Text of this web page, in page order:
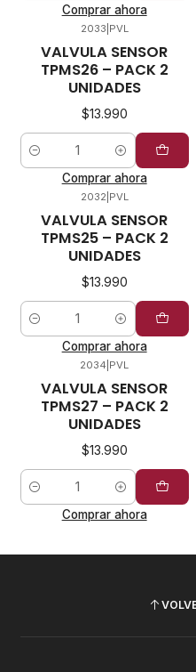
Comprar ahora
2033 PVL
VALVULA SENSOR
TPMS26 – PACK 2
UNIDADES
$13.990
Cantidad
Comprar ahora
2032 PVL
VALVULA SENSOR
TPMS25 – PACK 2
UNIDADES
$13.990
Cantidad
Comprar ahora
2034 PVL
VALVULA SENSOR
TPMS27 – PACK 2
UNIDADES
$13.990
Cantidad
Comprar ahora